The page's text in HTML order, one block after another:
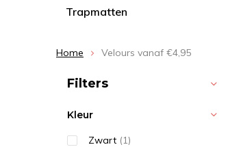
Trapmatten
Home Velours vanaf €4,95
Sorteren op:
Filters
Kleur
Zwart (1)